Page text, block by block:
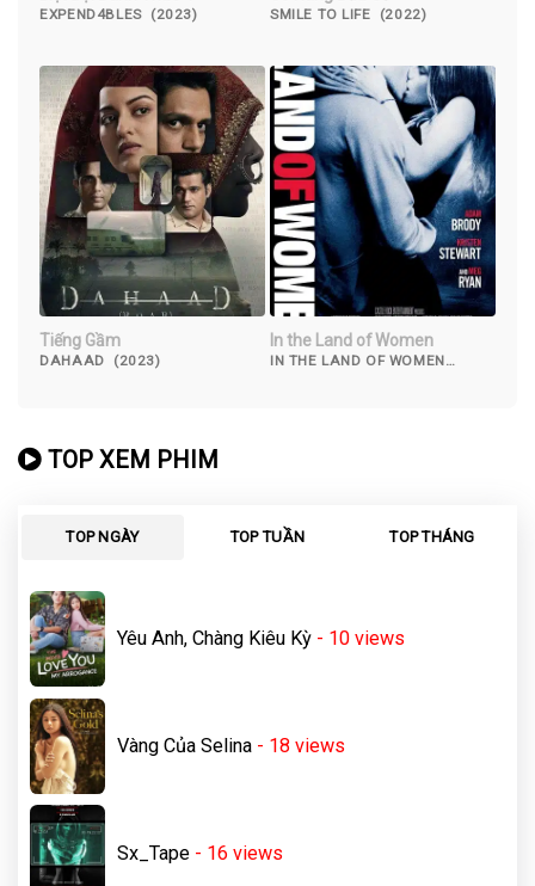
EXPEND4BLES (2023) SMILE TO LIFE (2022)
Tiếng Gầm
DAHAAD (2023)
In the Land of Women
IN THE LAND OF WOMEN
TOP XEM PHIM
TOP NGÀY TOP TUẦN TOP THÁNG
Yêu Anh, Chàng Kiêu Kỳ - 10views
Vàng Của Selina - 18views
Sx_Tape - 16 views